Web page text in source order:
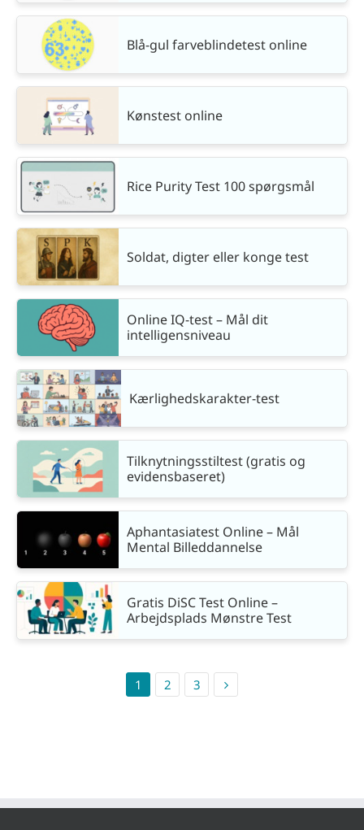
Blå-gul farveblindetest online
Kønstest online
Rice Purity Test 100 spørgsmål
Soldat, digter eller konge test
Online IQ-test – Mål dit
intelligensniveau
Kærlighedskarakter-test
Tilknytningsstiltest (gratis og
evidensbaseret)
Aphantasiatest Online – Mål
Mental Billeddannelse
Gratis DiSC Test Online –
Arbejdsplads Mønstre Test
1 2 3